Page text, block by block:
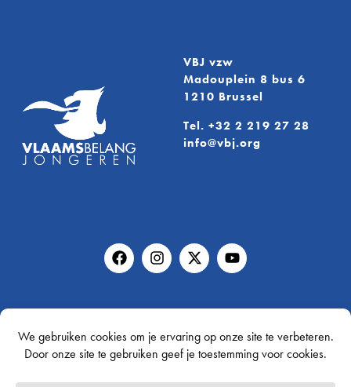
VBJ vzw
Madouplein 8 bus 6
1210 Brussel
Tel. +32 2 219 27 28
info@vbj.org
Vraag je gratis infopakket aan!
Gratis infopakket